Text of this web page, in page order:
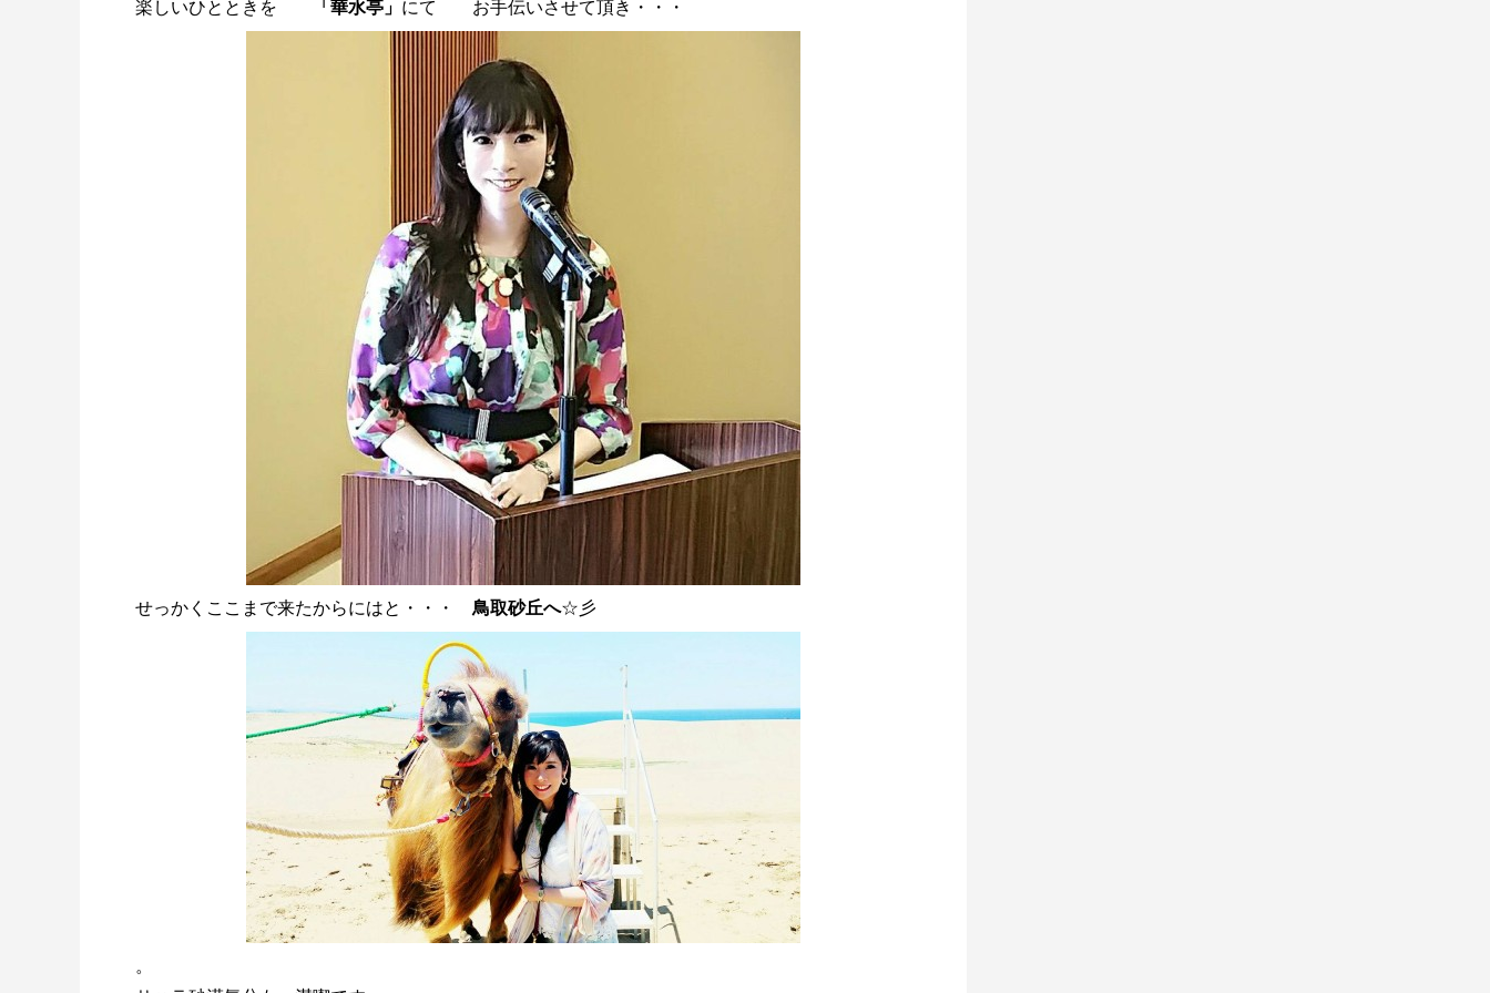
楽しいひとときを 「華水亭」 にて お手伝いさせて頂き・・・
せっかくここまで来たからにはと・・・ 鳥取砂丘へ☆彡
。